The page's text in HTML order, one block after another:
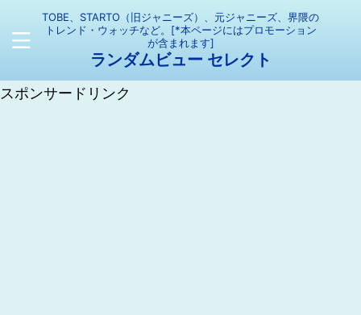
TOBE、STARTO（旧ジャニーズ）、元ジャニーズ、界隈の
トレンド・ウォッチなど。[*本ページにはプロモーション
が含まれます]
ランダムビュー セレクト
スポンサードリンク